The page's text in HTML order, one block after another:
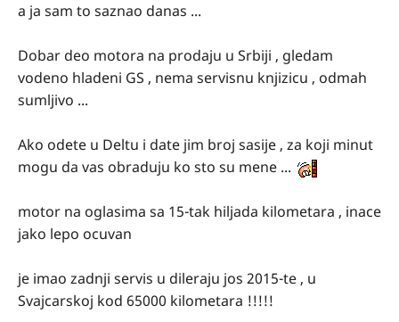
a ja sam to saznao danas ...
Dobar deo motora na prodaju u Srbiji , gledam
vodeno hladeni GS , nema servisnu knjizicu , odmah
sumljivo ...
Ako odete u Deltu i date jim broj sasije , za koji minut
mogu da vas obraduju ko sto su mene ...
motor na oglasima sa 15-tak hiljada kilometara , inace
jako lepo ocuvan
je imao zadnji servis u dileraju jos 2015-te , u
Svajcarskoj kod 65000 kilometara !!!!!